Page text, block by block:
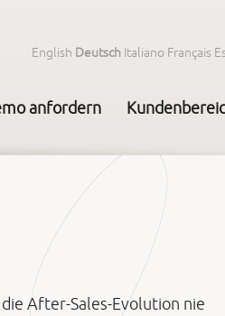
English Deutsch Italiano Français
anfordern
After-Sales-Evolution nie